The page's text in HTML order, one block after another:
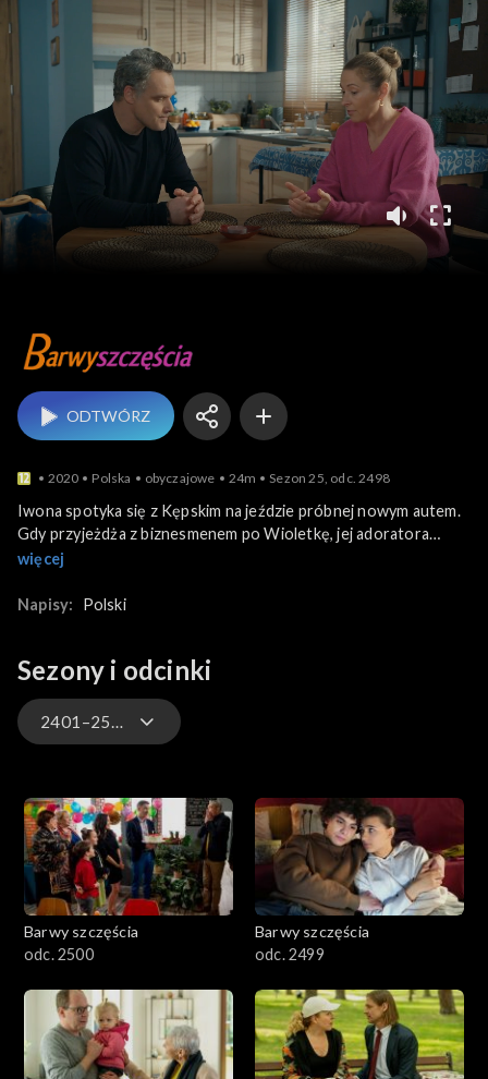
Barwy szczęścia
ODTWÓRZ
2020 Polska obyczajowe 24m Sezon 25, odc. 2498
Iwona spotyka się z Kępskim na jeździe próbnej nowym autem.
Gdy przyjeżdża z biznesmenem po Wioletkę, jej adoratora
poznaje Marek. Natomiast Michalina jest załamana - choć
przestaje się do niej odzywać, ale chce by ta się wyprowadziła.
mieszkanie, ruszy na nowo. Niestety Tolek nie przynosi dobrych
wieści.
więcej
Napisy: Polski
Sezony i odcinki
2401–2500
3201-3300
3101-3200
3001-3100
2901-3000
2801–2900
Barwy szczęścia
odc. 2500
Barwy szczęścia
odc. 2499